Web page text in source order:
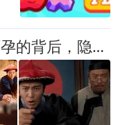
《九品芝麻官》中老鸨怀孕的背后，隐藏着中国最黑暗最屈辱的历史